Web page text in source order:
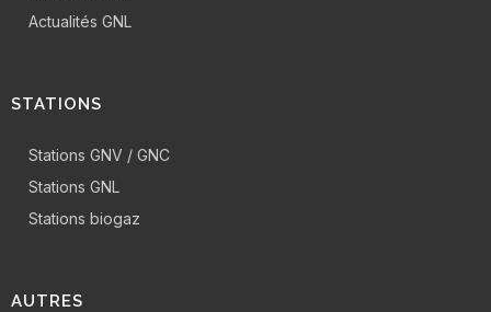
Actualités GNL
STATIONS
Stations GNV / GNC
Stations GNL
Stations biogaz
AUTRES